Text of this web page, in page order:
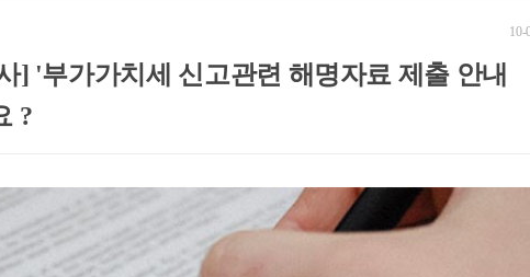
10-
] '부가가치세 신고관련 해명자료 제출 안내
?